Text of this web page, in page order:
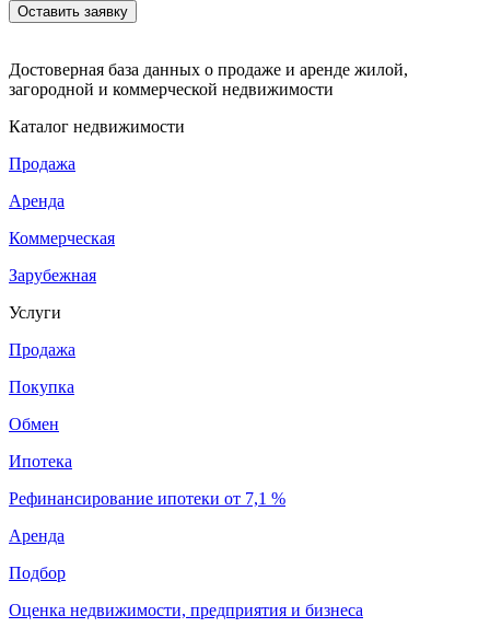
Достоверная база данных о продаже и аренде жилой,
загородной и коммерческой недвижимости
Каталог недвижимости
Продажа
Аренда
Коммерческая
Зарубежная
Услуги
Продажа
Покупка
Обмен
Ипотека
Рефинансирование ипотеки от 7,1 %
Аренда
Подбор
Оценка недвижимости, предприятия и бизнеса